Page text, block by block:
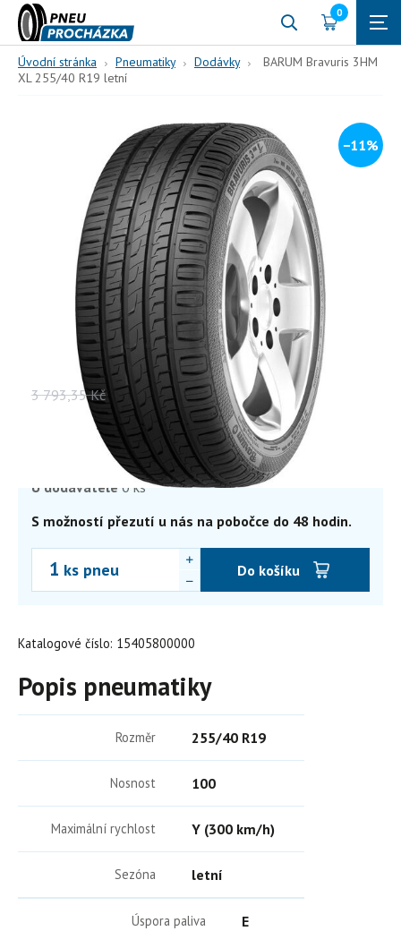
0
Úvodní stránka Pneumatiky Dodávky
BARUM Bravuris 3HM
XL 255/40 R19 letní
255/40 R19 100 Y (300 km/h)
−11%
BARUM Bravuris 3HM XL
255/40 R19 letní
100, Y, letní
Vaše cena s DPH
3 793,35 Kč
3 368,49Kč
2 783,88 Kč bez DPH
0 ks
Externí sklad1 ks
U dodavatele 0 ks
S možností přezutí u nás na pobočce do 48 hodin.
ks pneu Do košíku
Katalogové číslo: 15405800000
Popis pneumatiky
Rozměr 255/40 R19
Nosnost 100
Maximální rychlost Y (300 km/h)
Sezóna letní
Úspora paliva E